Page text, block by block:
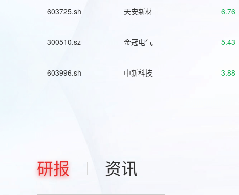
603725.sh 天安新材 6.76
300510.sz 金冠电气 5.43
603996.sh 中新科技 3.88
研报 资讯